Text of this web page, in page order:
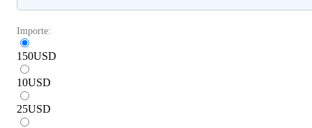
Importe:
150USD
10USD
25USD